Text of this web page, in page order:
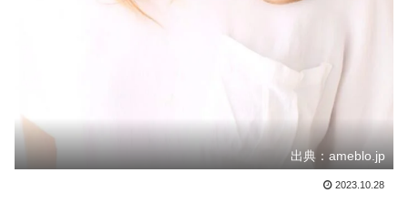
出典：ameblo.jp
2023.10.28